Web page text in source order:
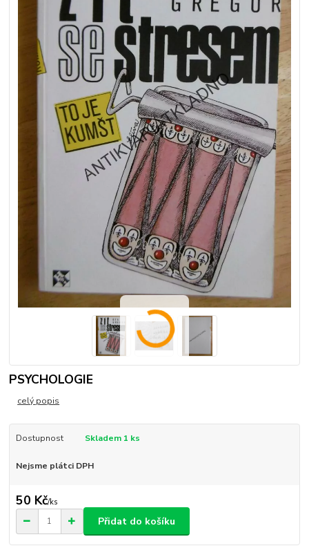
PSYCHOLOGIE
celý popis
Dostupnost Skladem 1 ks
Nejsme plátci DPH
50 Kč/ks
Přidat do košíku